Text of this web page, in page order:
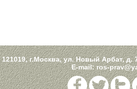
121019, г.Москва, ул. Новый Арбат, д.
E-mail:ros-